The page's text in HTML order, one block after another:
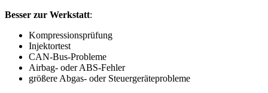
Besser zur Werkstatt:
Kompressionsprüfung
Injektortest
CAN-Bus-Probleme
Airbag- oder ABS-Fehler
größere Abgas- oder Steuergeräteprobleme